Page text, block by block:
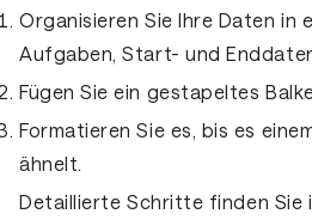
Organisieren Sie Ihre Daten in
Aufgaben, Start- und
Fügen Sie ein gestapeltes
Formatieren Sie es, bis es
ähnelt.
Detaillierte Schritte finden Sie